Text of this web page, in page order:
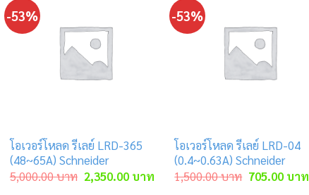
-53%
โอเวอร์โหลด รีเลย์ LRD-365
(48~65A) Schneider
5,000.00บาท Original
price
2,350.00บาทCurrent
price
-53%
โอเวอร์โหลด รีเลย์ LRD-04
(0.4~0.63A) Schneider
1,500.00บาท Original
price
705.00 บาท